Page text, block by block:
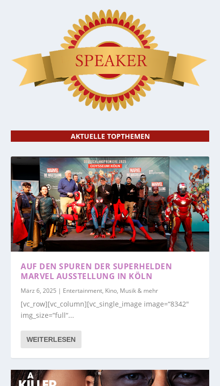
AKTUELLE TOPTHEMEN
AUF DEN SPUREN DER SUPERHELDEN
MARVEL AUSSTELLUNG IN KÖLN
März 6, 2025 | Entertainment, Kino, Musik & mehr
[vc_row][vc_column][vc_single_image image=“8342″
img_size=“full“...
WEITERLESEN